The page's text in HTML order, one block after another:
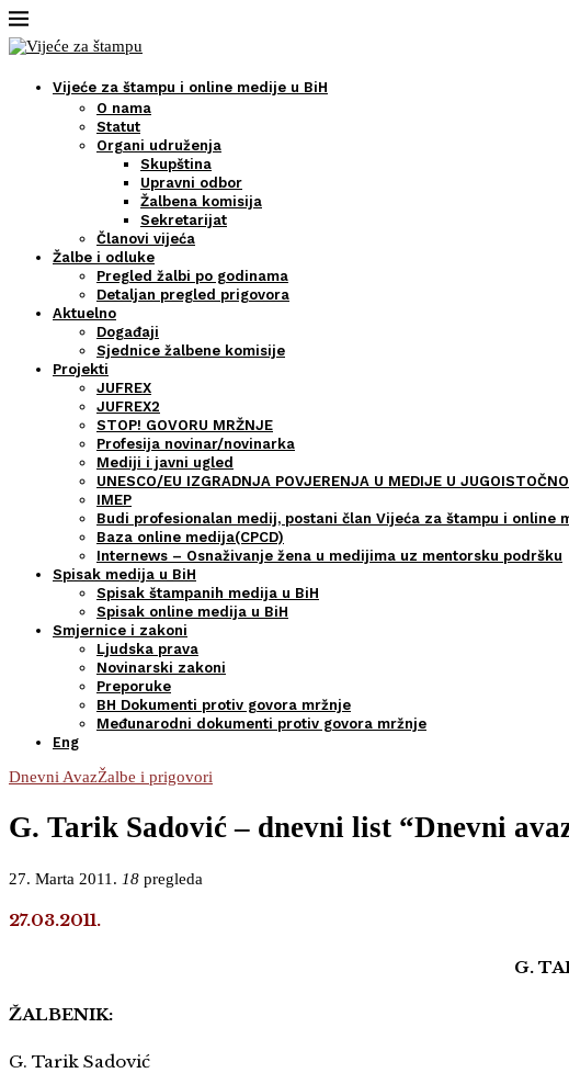
Vijeće za štampu i online medije u BiH
O nama
Statut
Organi udruženja
Skupština
Upravni odbor
Žalbena komisija
Sekretarijat
Članovi vijeća
Žalbe i odluke
Pregled žalbi po godinama
Detaljan pregled prigovora
Aktuelno
Događaji
Sjednice žalbene komisije
Projekti
JUFREX
JUFREX2
STOP! GOVORU MRŽNJE
Profesija novinar/novinarka
Mediji i javni ugled
UNESCO/EU IZGRADNJA POVJERENJA U MEDIJE U
IMEP
Budi profesionalan medij, postani član Vijeća za štampu i online
Baza online medija(CPCD)
Internews – Osnaživanje žena u medijima uz mentorsku podršku
Spisak medija u BiH
Spisak štampanih medija u BiH
Spisak online medija u BiH
Smjernice i zakoni
Ljudska prava
Novinarski zakoni
Preporuke
BH Dokumenti protiv govora mržnje
Međunarodni dokumenti protiv govora mržnje
Eng
Dnevni AvazŽalbe i prigovori
G. Tarik Sadović – dnevni list “Dnevni
27. Marta 2011. 18 pregleda
27.03.2011.
G.
ŽALBENIK:
G. Tarik Sadović